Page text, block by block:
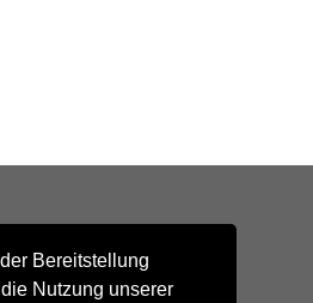
Bereitstellung
Nutzung unserer